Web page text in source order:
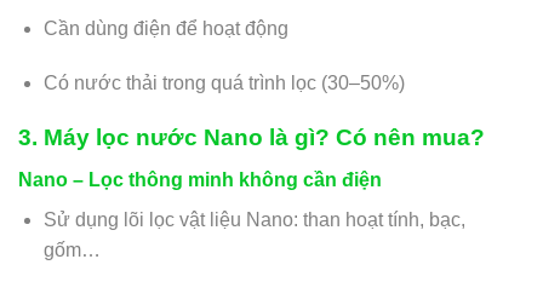
Cần dùng điện để hoạt động
Có nước thải trong quá trình lọc (30–50%)
3. Máy lọc nước Nano là gì? Có nên mua?
Nano – Lọc thông minh không cần điện
Sử dụng lõi lọc vật liệu Nano: than hoạt tính, bạc,
gốm…